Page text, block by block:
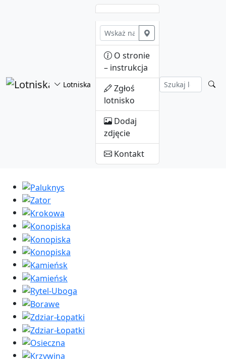
Lotniska
O stronie
– instrukcja
Zgłoś
lotnisko
Dodaj
zdjęcie
Kontakt